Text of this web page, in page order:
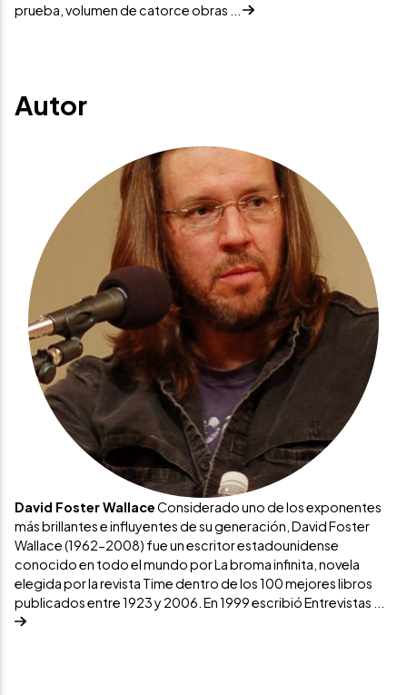
prueba, volumen de catorce obras ...
Autor
David Foster WallaceConsiderado uno de los exponentes
más brillantes e influyentes de su generación, David Foster
Wallace (1962-2008) fue un escritor estadounidense
conocido en todo el mundo por La broma infinita, novela
elegida por la revista Time dentro de los 100 mejores libros
publicados entre 1923 y 2006. En 1999 escribió Entrevistas ...